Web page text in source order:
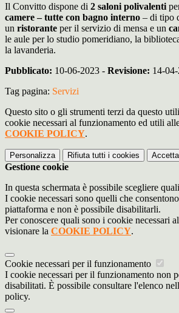
Il Convitto dispone di 2 saloni polivalenti
camere – tutte con bagno interno – di tipo
un ristorante per il servizio di mensa e un
le aule per lo studio pomeridiano, la
la lavanderia.
Pubblicato: 10-06-2023 - Revisione: 14-
Tag pagina: Servizi
Questo sito o gli strumenti terzi da questo
cookie necessari al funzionamento ed utili
COOKIE POLICY.
Personalizza Rifiuta tutti i cookies
Gestione cookie
In questa schermata è possibile scegliere
I cookie necessari sono quelli che
piattaforma e non è possibile disabilitarli.
Per conoscere quali sono i cookie necessari
visionare la COOKIE POLICY.
Cookie necessari per il funzionamento
I cookie necessari per il funzionamento non
disabilitati. È possibile consultare l'elenco
policy.